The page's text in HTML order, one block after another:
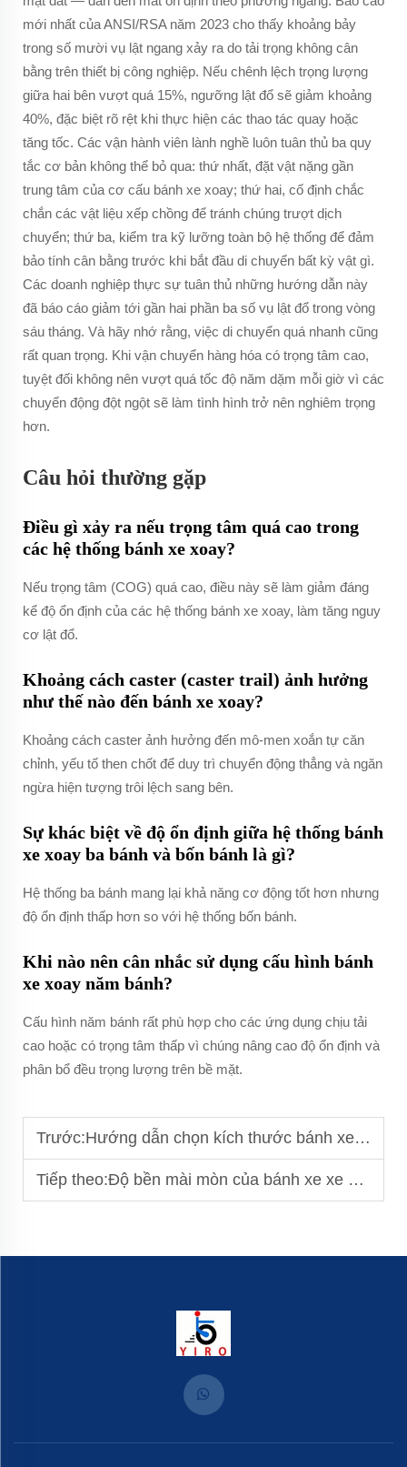
mới nhất của ANSI/RSA năm 2023 cho thấy khoảng bảy
trong số mười vụ lật ngang xảy ra do tải trọng không cân
bằng trên thiết bị công nghiệp. Nếu chênh lệch trọng lượng
giữa hai bên vượt quá 15%, ngưỡng lật đổ sẽ giảm khoảng
40%, đặc biệt rõ rệt khi thực hiện các thao tác quay hoặc
tăng tốc. Các vận hành viên lành nghề luôn tuân thủ ba quy
tắc cơ bản không thể bỏ qua: thứ nhất, đặt vật nặng gần
trung tâm của cơ cấu bánh xe xoay; thứ hai, cố định chắc
chắn các vật liệu xếp chồng để tránh chúng trượt dịch
chuyển; thứ ba, kiểm tra kỹ lưỡng toàn bộ hệ thống để đảm
bảo tính cân bằng trước khi bắt đầu di chuyển bất kỳ vật gì.
Các doanh nghiệp thực sự tuân thủ những hướng dẫn này
đã báo cáo giảm tới gần hai phần ba số vụ lật đổ trong vòng
sáu tháng. Và hãy nhớ rằng, việc di chuyển quá nhanh cũng
rất quan trọng. Khi vận chuyển hàng hóa có trọng tâm cao,
tuyệt đối không nên vượt quá tốc độ năm dặm mỗi giờ vì các
chuyển động đột ngột sẽ làm tình hình trở nên nghiêm trọng
hơn.
Câu hỏi thường gặp
Điều gì xảy ra nếu trọng tâm quá cao trong
các hệ thống bánh xe xoay?
Nếu trọng tâm (COG) quá cao, điều này sẽ làm giảm đáng
kể độ ổn định của các hệ thống bánh xe xoay, làm tăng nguy
cơ lật đổ.
Khoảng cách caster (caster trail) ảnh hưởng
như thế nào đến bánh xe xoay?
Khoảng cách caster ảnh hưởng đến mô-men xoắn tự căn
chỉnh, yếu tố then chốt để duy trì chuyển động thẳng và ngăn
ngừa hiện tượng trôi lệch sang bên.
Sự khác biệt về độ ổn định giữa hệ thống bánh
xe xoay ba bánh và bốn bánh là gì?
Hệ thống ba bánh mang lại khả năng cơ động tốt hơn nhưng
độ ổn định thấp hơn so với hệ thống bốn bánh.
Khi nào nên cân nhắc sử dụng cấu hình bánh
xe xoay năm bánh?
Cấu hình năm bánh rất phù hợp cho các ứng dụng chịu tải
cao hoặc có trọng tâm thấp vì chúng nâng cao độ ổn định và
phân bổ đều trọng lượng trên bề mặt.
Trước:Hướng dẫn chọn kích thước bánh xe xoay: Phù hợp với nhu cầu thiết bị của bạn
Tiếp theo:Độ bền mài mòn của bánh xe xe đẩy: Các yếu tố ảnh hưởng đến việc sử dụng lâu dài